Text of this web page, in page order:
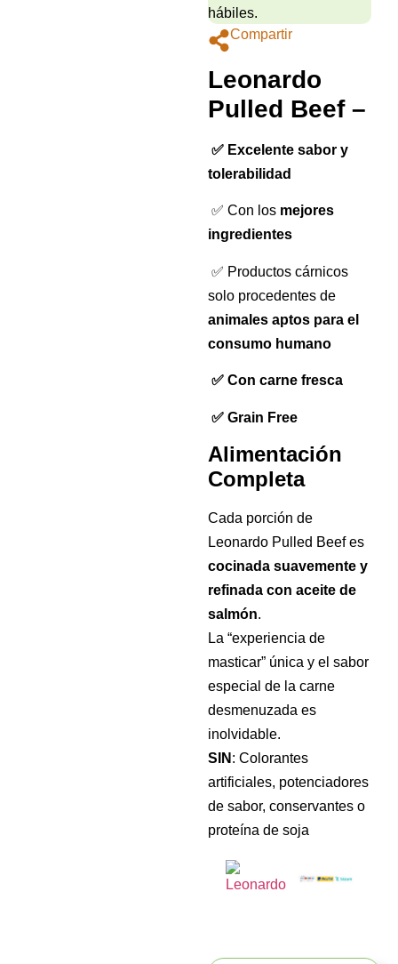
hábiles.
Compartir
Leonardo
Pulled Beef –
✅ Excelente sabor y
tolerabilidad
✅ Con los mejores
ingredientes
✅ Productos cárnicos
solo procedentes de
animales aptos para el
consumo humano
✅ Con carne fresca
✅ Grain Free
Alimentación
Completa
Cada porción de
Leonardo Pulled Beef es
cocinada suavemente y
refinada con aceite de
salmón.
La “experiencia de
masticar” única y el sabor
especial de la carne
desmenuzada es
inolvidable.
SIN : Colorantes
artificiales, potenciadores
de sabor, conservantes o
proteína de soja